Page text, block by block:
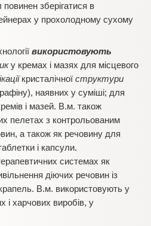
зберігатися в
у прохолодному сухому
використовують
у кремах і мазях для місцевого
кристалічної структури
наявних у суміші; для
і мазей. В.м. також
пелетах з контрольованим
а також як речовину для
і капсули.
системах як
діючих речовин із
В.м. використовують у
і харчових виробів, у